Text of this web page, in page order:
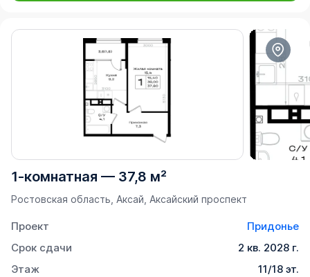
1-комнатная — 37,8 м²
Ростовская область, Аксай, Аксайский проспект
Проект
Придонье
Срок сдачи
2 кв. 2028 г.
Этаж
11/18 эт.